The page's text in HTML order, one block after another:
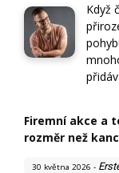
Když
Firemní akce a
rozměr než
30 května 2026 -